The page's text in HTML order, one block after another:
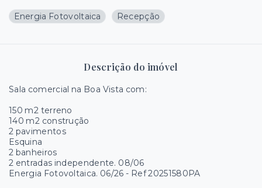
Energia Fotovoltaica Recepção
Descrição do imóvel
Sala comercial na Boa Vista com:
150 m2 terreno
140 m2 construção
2 pavimentos
Esquina
2 banheiros
2 entradas independente. 08/06
Energia Fotovoltaica. 06/26 - Ref 20251580PA